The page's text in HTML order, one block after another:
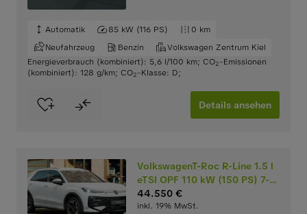
Automatik 85 kW (116 PS)
0 km
Neufahrzeug
Benzin
Volkswagen Zentrum Kiel
Energieverbrauch (kombiniert): 5,6 l/100 km; CO2-Emissionen
(kombiniert): 128 g/km; CO2-Klasse: D;
Details ansehen
VolkswagenT-Roc R-Line 1.5 l
eTSI OPF 110 kW (150 PS) 7-
Gang-
Doppelkupplungsgetriebe
44.550 €
inkl. 19% MwSt.